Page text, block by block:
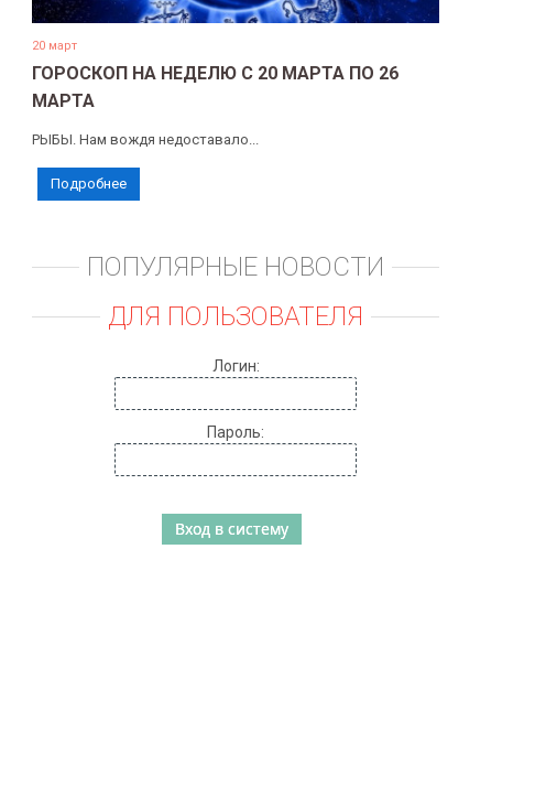
20 март
ГОРОСКОП НА НЕДЕЛЮ С 20 МАРТА ПО 26
МАРТА
РЫБЫ. Нам вождя недоставало...
Подробнее
ПОПУЛЯРНЫЕ НОВОСТИ
ДЛЯ ПОЛЬЗОВАТЕЛЯ
Логин:
Пароль: